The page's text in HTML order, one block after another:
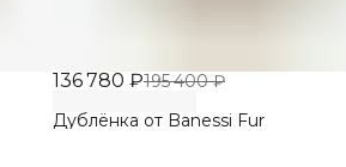
136 780 ₽195 400 ₽
Дублёнка от Banessi Fur